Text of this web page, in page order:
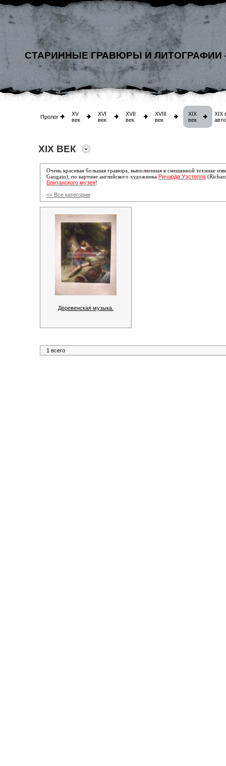
СТАРИННЫЕ ГРАВЮРЫ И ЛИТОГРАФИИ
Пролог
XV
век
XVI
век
XVII
век
XVIII
век
XIX
век
XIX
XIX ВЕК
Очень красивая большая гравюра , выполненная в смешанной технике
Gaugain), по картине английского художника Ричарда Уэстолла
Британского музея!
<< Все категории
Деревенская музыка.
1 всего